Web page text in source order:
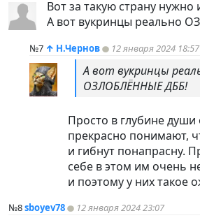
Вот за такую страну
А вот вукринцы реально
№7 ↑ Н.Чернов 12 января 2024 18:57
А вот вукринцы
ОЗЛОБЛЁННЫЕ ДББ!
Просто в глубине
прекрасно понимают,
и гибнут понапрасну.
себе в этом им очень
и поэтому у них такое
№8sboyev78 12 января 2024 23:07